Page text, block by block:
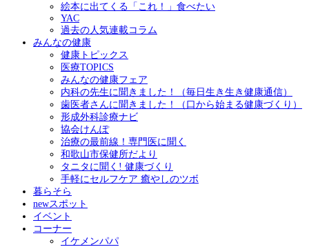
絵本に出てくる「これ！」食べたい
YAC
過去の人気連載コラム
みんなの健康
健康トピックス
医療TOPICS
みんなの健康フェア
内科の先生に聞きました！（毎日生き生き健康通信）
歯医者さんに聞きました！（口から始まる健康づくり）
形成外科診療ナビ
協会けんぽ
治療の最前線！専門医に聞く
和歌山市保健所だより
タニタに聞く! 健康づくり
手軽にセルフケア 癒やしのツボ
暮らそら
newスポット
イベント
コーナー
イケメンパパ